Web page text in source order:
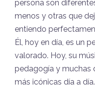
persona son
menos y otras que
entiendo
Él, hoy en día, es un
valorado. Hoy, su
pedagogía y muchas
más icónicas día a